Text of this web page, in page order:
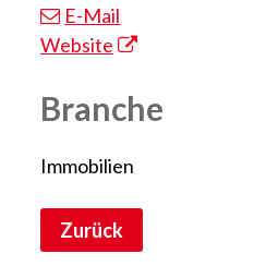
E-Mail
Website
Branche
Immobilien
Zurück